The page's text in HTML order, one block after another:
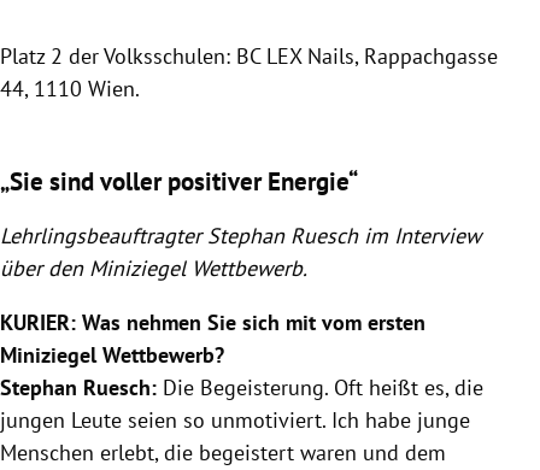
Platz 2 der Volksschulen: BC LEX Nails, Rappachgasse
44, 1110 Wien.
„Sie sind voller positiver Energie“
Lehrlingsbeauftragter Stephan Ruesch im Interview
über den Miniziegel Wettbewerb.
KURIER: Was nehmen Sie sich mit vom ersten
Miniziegel Wettbewerb?
Stephan Ruesch: Die Begeisterung. Oft heißt es, die
jungen Leute seien so unmotiviert. Ich habe junge
Menschen erlebt, die begeistert waren und dem